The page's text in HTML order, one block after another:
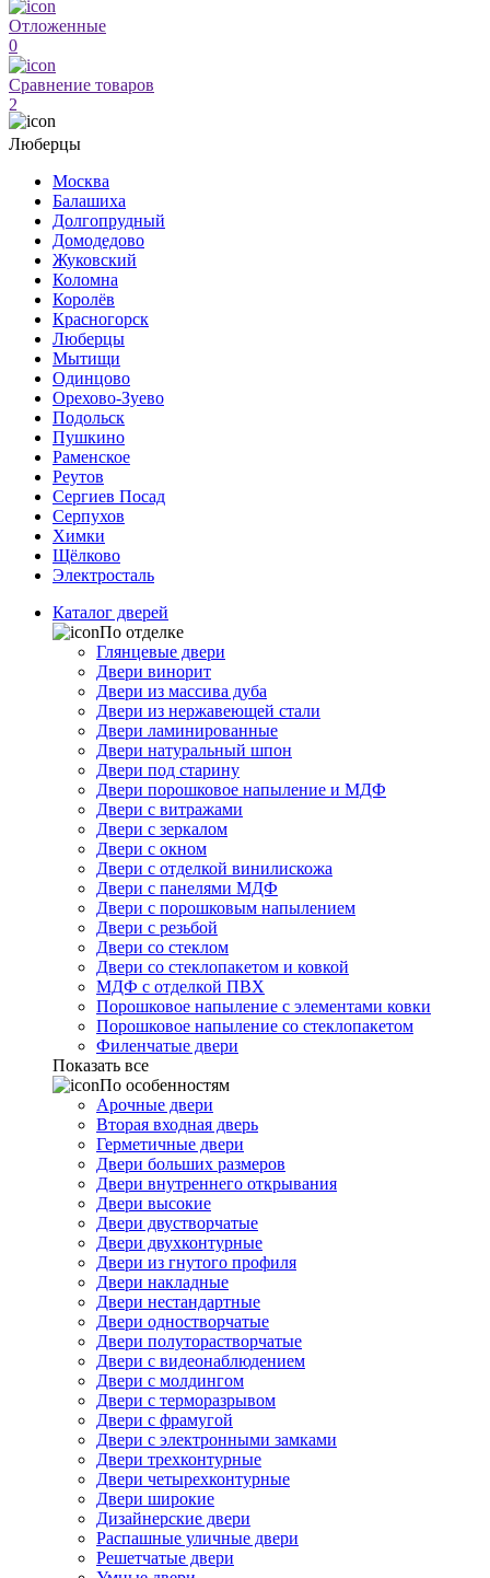
Отложенные
0
Сравнение товаров
2
Люберцы
Москва
Балашиха
Долгопрудный
Домодедово
Жуковский
Коломна
Королёв
Красногорск
Люберцы
Мытищи
Одинцово
Орехово-Зуево
Подольск
Пушкино
Раменское
Реутов
Сергиев Посад
Серпухов
Химки
Щёлково
Электросталь
Каталог дверей
По отделке
Глянцевые двери
Двери винорит
Двери из массива дуба
Двери из нержавеющей стали
Двери ламинированные
Двери натуральный шпон
Двери под старину
Двери порошковое напыление и МДФ
Двери с витражами
Двери с зеркалом
Двери с окном
Двери с отделкой винилискожа
Двери с панелями МДФ
Двери с порошковым напылением
Двери с резьбой
Двери со стеклом
Двери со стеклопакетом и ковкой
МДФ с отделкой ПВХ
Порошковое напыление с элементами ковки
Порошковое напыление со стеклопакетом
Филенчатые двери
Показать все
По особенностям
Арочные двери
Вторая входная дверь
Герметичные двери
Двери больших размеров
Двери внутреннего открывания
Двери высокие
Двери двустворчатые
Двери двухконтурные
Двери из гнутого профиля
Двери накладные
Двери нестандартные
Двери одностворчатые
Двери полуторастворчатые
Двери с видеонаблюдением
Двери с молдингом
Двери с терморазрывом
Двери с фрамугой
Двери с электронными замками
Двери трехконтурные
Двери четырехконтурные
Двери широкие
Дизайнерские двери
Распашные уличные двери
Решетчатые двери